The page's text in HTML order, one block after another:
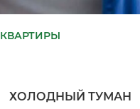
КВАРТИРЫ
ХОЛОДНЫЙ ТУМАН